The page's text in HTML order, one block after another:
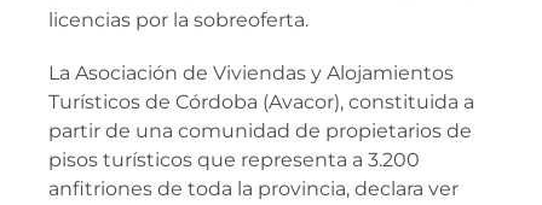
licencias por la sobreoferta.
La Asociación de Viviendas y Alojamientos
Turísticos de Córdoba (Avacor), constituida a
partir de una comunidad de propietarios de
pisos turísticos que representa a 3.200
anfitriones de toda la provincia, declara ver